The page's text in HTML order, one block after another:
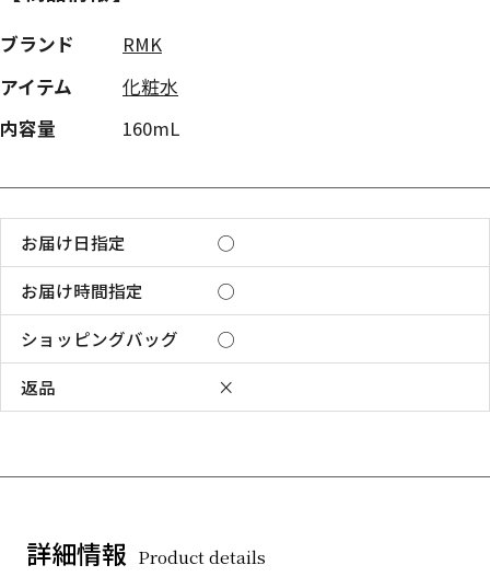
ブランド
RMK
アイテム
化粧水
内容量
160mL
お届け日指定
◯
お届け時間指定
◯
ショッピングバッグ
◯
返品
×
詳細情報 Product details